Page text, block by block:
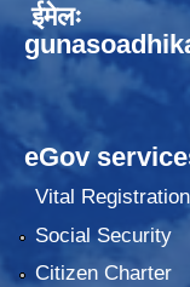
ईमेलः
eGov
Vital Registration
Social Security
Citizen Charter